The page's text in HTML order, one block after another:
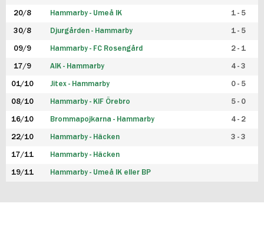
20/8 Hammarby - Umeå IK 1 - 5
30/8 Djurgården - Hammarby 1 - 5
09/9 Hammarby - FC Rosengård 2 - 1
17/9 AIK - Hammarby 4 - 3
01/10 Jitex - Hammarby 0 - 5
08/10 Hammarby - KIF Örebro 5 - 0
16/10 Brommapojkarna - Hammarby 4 - 2
22/10 Hammarby - Häcken 3 - 3
17/11 Hammarby - Häcken
19/11 Hammarby - Umeå IK eller BP